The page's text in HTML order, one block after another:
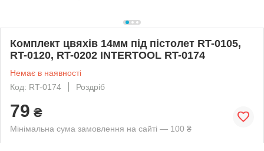
Комплект цвяхів 14мм під пістолет RT-0105,
RT-0120, RT-0202 INTERTOOL RT-0174
Немає в наявності
Код: RT-0174
Роздріб
79 ₴
Мінімальна сума замовлення на сайті — 100 ₴